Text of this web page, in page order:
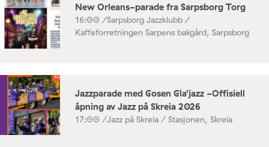
New Orleans-parade fra Sarpsborg Torg
16:00 /Sarpsborg Jazzklubb /
Kaffeforretningen Sarpens bakgård, Sarpsborg
Jazzparade med Gosen Gla’jazz -Offisiell
åpning av Jazz på Skreia 2026
17:00 /Jazz på Skreia / Stasjonen, Skreia